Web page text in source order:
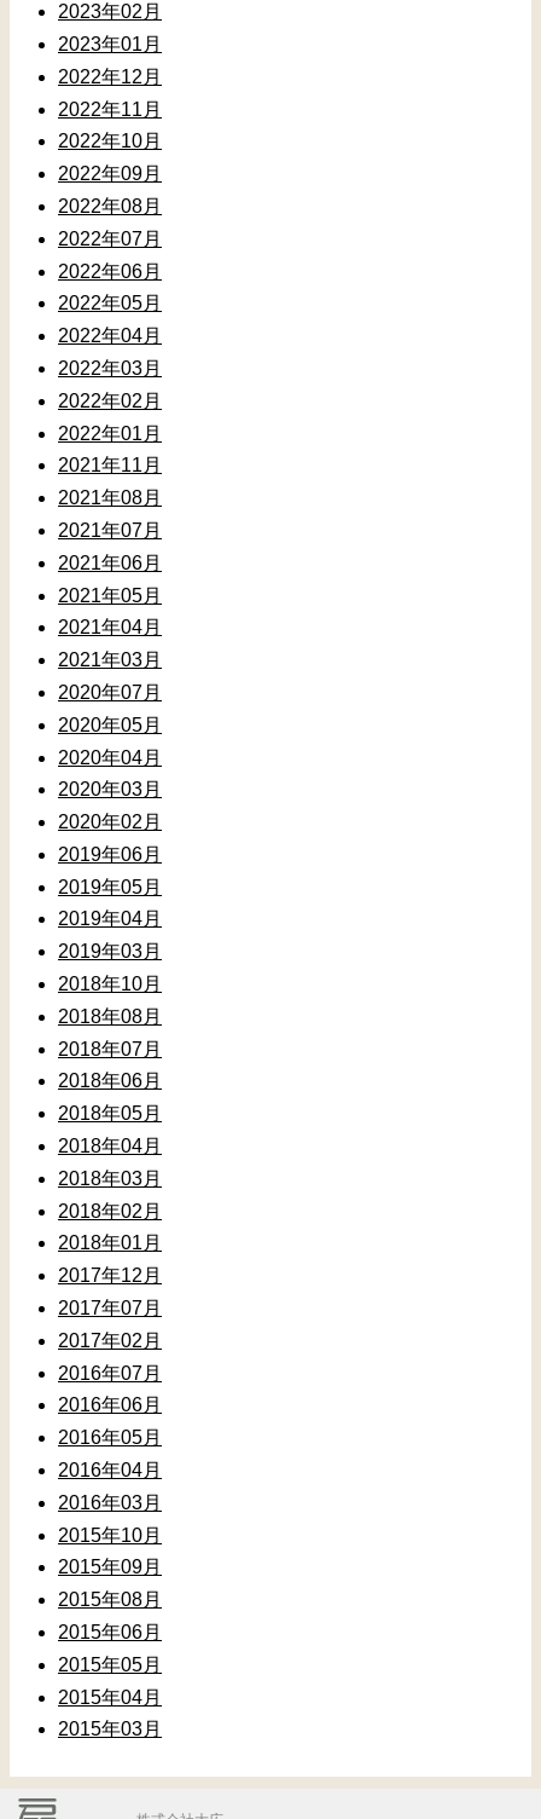
2023年02月
2023年01月
2022年12月
2022年11月
2022年10月
2022年09月
2022年08月
2022年07月
2022年06月
2022年05月
2022年04月
2022年03月
2022年02月
2022年01月
2021年11月
2021年08月
2021年07月
2021年06月
2021年05月
2021年04月
2021年03月
2020年07月
2020年05月
2020年04月
2020年03月
2020年02月
2019年06月
2019年05月
2019年04月
2019年03月
2018年10月
2018年08月
2018年07月
2018年06月
2018年05月
2018年04月
2018年03月
2018年02月
2018年01月
2017年12月
2017年07月
2017年02月
2016年07月
2016年06月
2016年05月
2016年04月
2016年03月
2015年10月
2015年09月
2015年08月
2015年06月
2015年05月
2015年04月
2015年03月